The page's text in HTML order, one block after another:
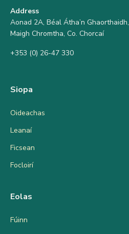
Address
Aonad 2A, Béal Átha’n Ghaorthaidh,
Maigh Chromtha, Co. Chorcaí
+353 (0) 26-47 330
Siopa
Oideachas
Leanaí
Ficsean
Focloirí
Eolas
Fúinn